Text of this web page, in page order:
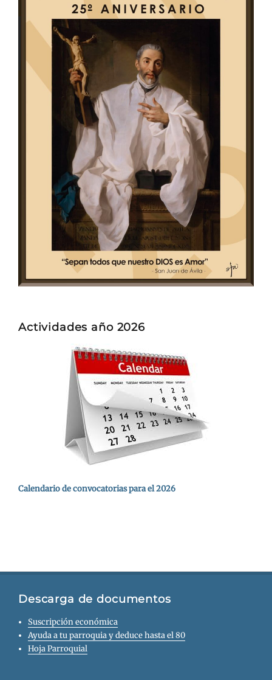
Actividades año 2026
Calendario de convocatorias para el 2026
Descarga de documentos
Suscripción económica
Ayuda a tu parroquia y deduce hasta el 80
Hoja Parroquial